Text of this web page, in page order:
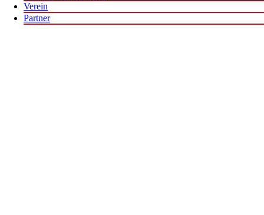
Verein
Partner